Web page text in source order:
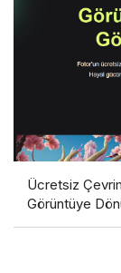
Ücretsiz
Görüntüye